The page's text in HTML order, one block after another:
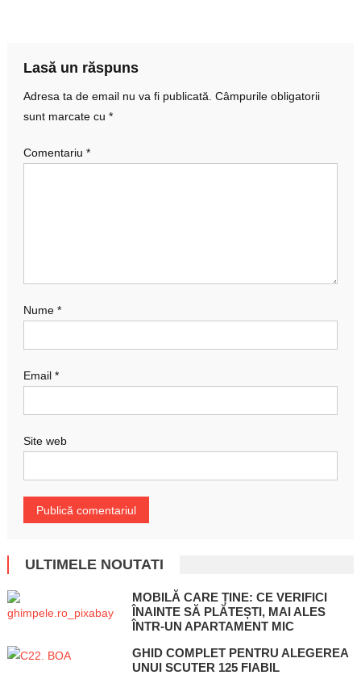
Lasă un răspuns
Adresa ta de email nu va fi publicată. Câmpurile obligatorii
sunt marcate cu *
Comentariu *
Nume *
Email *
Site web
ULTIMELE NOUTATI
MOBILĂ CARE ȚINE: CE VERIFICI
ÎNAINTE SĂ PLĂTEȘTI, MAI ALES
ÎNTR-UN APARTAMENT MIC
GHID COMPLET PENTRU ALEGEREA
UNUI SCUTER 125 FIABIL